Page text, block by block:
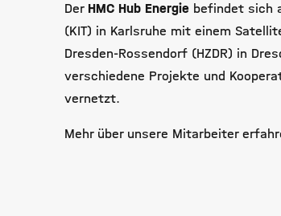
Der HMC Hub Energie befindet sich
(KIT) in Karlsruhe mit einem
Dresden-Rossendorf (HZDR) in
verschiedene Projekte und
vernetzt.
Mehr über unsere Mitarbeiter